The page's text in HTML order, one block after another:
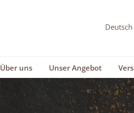
Über uns Unser Angebot